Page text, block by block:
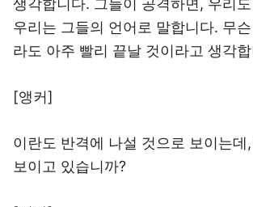
생각합니다. 그들이 공격하면, 우리
우리는 그들의 언어로 말합니다. 무
라도 아주 빨리 끝날 것이라고 생각
[앵커]
이란도 반격에 나설 것으로 보이는데
보이고 있습니까?